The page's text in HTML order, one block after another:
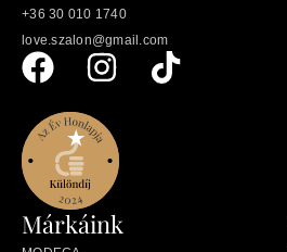
+36 30 010 1740
love.szalon@gmail.com
Márkáink